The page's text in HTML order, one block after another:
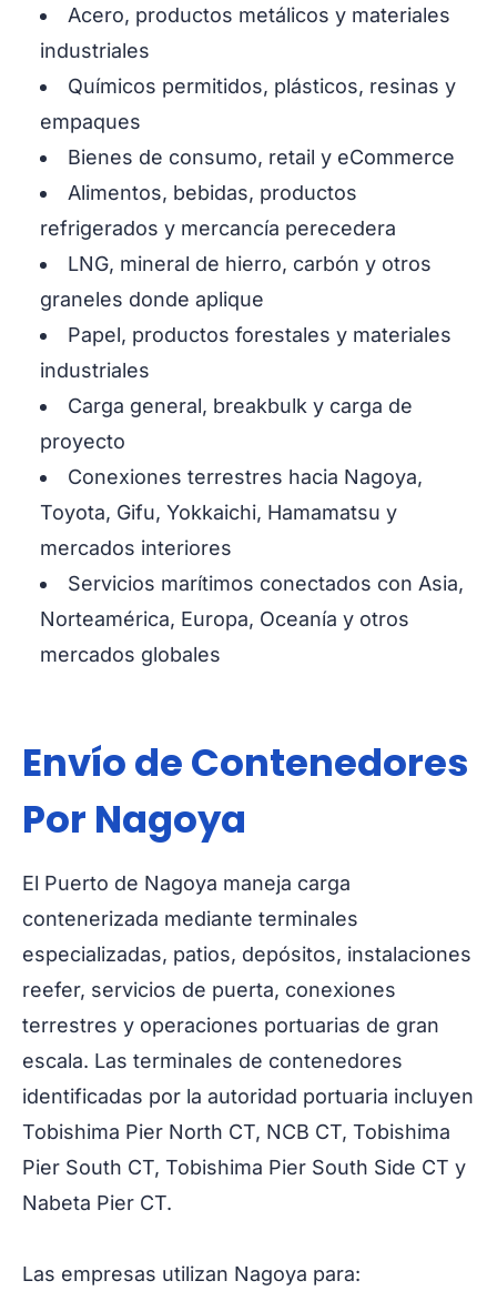
Acero, productos metálicos y materiales
industriales
Químicos permitidos, plásticos, resinas y
empaques
Bienes de consumo, retail y eCommerce
Alimentos, bebidas, productos
refrigerados y mercancía perecedera
LNG, mineral de hierro, carbón y otros
graneles donde aplique
Papel, productos forestales y materiales
industriales
Carga general, breakbulk y carga de
proyecto
Conexiones terrestres hacia Nagoya,
Toyota, Gifu, Yokkaichi, Hamamatsu y
mercados interiores
Servicios marítimos conectados con Asia,
Norteamérica, Europa, Oceanía y otros
mercados globales
Envío de Contenedores
Por Nagoya
El Puerto de Nagoya maneja carga
contenerizada mediante terminales
especializadas, patios, depósitos, instalaciones
reefer, servicios de puerta, conexiones
terrestres y operaciones portuarias de gran
escala. Las terminales de contenedores
identificadas por la autoridad portuaria incluyen
Tobishima Pier North CT, NCB CT, Tobishima
Pier South CT, Tobishima Pier South Side CT y
Nabeta Pier CT.
Las empresas utilizan Nagoya para: